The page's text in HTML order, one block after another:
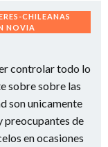
CHILEANAS
NOVIA
controlar todo lo
sobre sobre las
son unicamente
preocupantes de
en ocasiones